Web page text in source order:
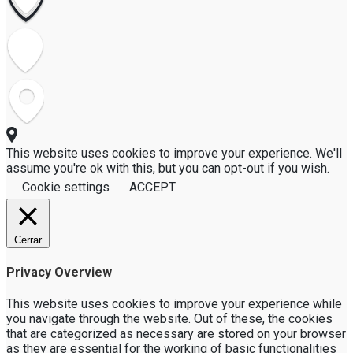
This website uses cookies to improve your experience. We'll
assume you're ok with this, but you can opt-out if you wish.
Cookie settings
ACCEPT
Cerrar
Privacy Overview
This website uses cookies to improve your experience while
you navigate through the website. Out of these, the cookies
that are categorized as necessary are stored on your browser
as they are essential for the working of basic functionalities